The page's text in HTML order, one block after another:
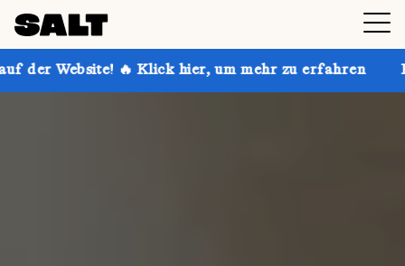
Klick hier, um mehr zu erfahren Hol dir bis zu 30